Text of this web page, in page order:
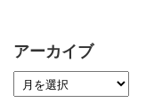
アーカイブ